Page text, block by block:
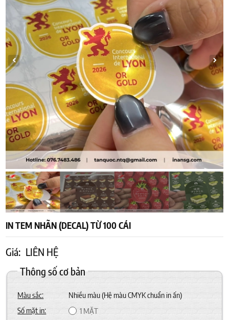
IN TEM NHÃN (DECAL) TỪ 100 CÁI
Giá: LIÊN HỆ
Thông số cơ bản
Màu sắc:
Nhiều màu (Hệ màu CMYK chuẩn in ấn)
Số mặt in:
1 MẶT